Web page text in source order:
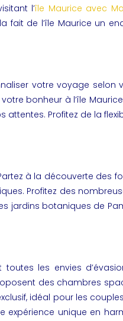
l’île Maurice avec
fait de l’île Maurice un
votre voyage selon
bonheur à l’île
Profitez de la
à la découverte des
Profitez des
botaniques de
les envies
des chambres
idéal pour les
unique en